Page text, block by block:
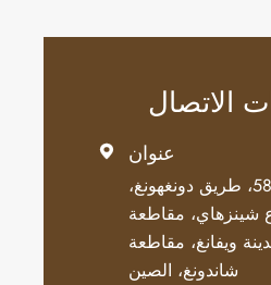

دونغهونغ،
مقاطعة
مقاطعة
الصين